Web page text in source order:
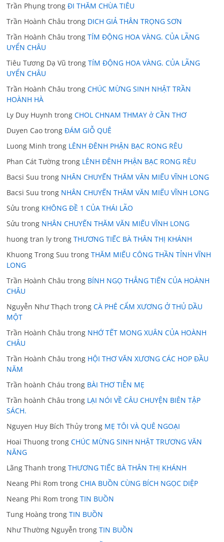
Trần Phụng trongĐI THĂM CHÙA TIÊU
Trần Hoành Châu trong DICH GIẢ THÂN TRỌNG SƠN
Trần Hoành Châu trongTÍM ĐỘNG HOA VÀNG. CỦA LÃNG
UYỂN CHÂU
Tiêu Tương Dạ Vũ trongTÍM ĐỘNG HOA VÀNG. CỦA LÃNG
UYỂN CHÂU
Trần Hoành Châu trongCHÚC MỪNG SINH NHẬT TRẦN
HOÀNH HÀ
Ly Duy Huynh trongCHOL CHNAM THMAY ở CẦN THƠ
Duyen Cao trongĐÁM GIỖ QUÊ
Luong Minh trong LÊNH ĐÊNH PHẬN BẠC RONG RÊU
Phan Cát Tường trong LÊNH ĐÊNH PHẬN BẠC RONG RÊU
Bacsi Suu trong NHÂN CHUYẾN THĂM VĂN MIẾU VĨNH LONG
Bacsi Suu trong NHÂN CHUYẾN THĂM VĂN MIẾU VĨNH LONG
Sửu trong KHÔNG ĐỀ 1 CỦA THÁI LÃO
Sửu trong NHÂN CHUYẾN THĂM VĂN MIẾU VĨNH LONG
huong tran ly trongTHƯƠNG TIẾC BÀ THÂN THỊ KHÁNH
Khuong Trong Suu trongTHĂM MIẾU CÔNG THẦN TỈNH VĨNH
LONG
Trần Hoành Châu trong BÍNH NGỌ THẲNG TIẾN CỦA HOÀNH
CHÂU
Nguyễn Như Thạch trongCÀ PHÊ CẨM XƯƠNG Ở THỦ DẦU
MỘT
Trần Hoành Châu trong NHỚ TẾT MONG XUÂN CỦA HOÀNH
CHÂU
Trần Hoành Châu trong HỘI THƠ VĂN XƯƠNG CÁC HOP ĐẦU
NĂM
Trần hoành Cháu trong BÀI THƠ TIỄN MẸ
Trần hoành Châu trong LẠI NÓI VỀ CÂU CHUYỆN BIÊN TẬP
SÁCH.
Nguyen Huy Bích Thủy trong MẸ TÔI VÀ QUÊ NGOẠI
Hoai Thuong trongCHÚC MỪNG SINH NHẬT TRƯƠNG VĂN
NĂNG
Lãng Thanh trongTHƯƠNG TIẾC BÀ THÂN THỊ KHÁNH
Neang Phi Rom trongCHIA BUỒN CÙNG BÍCH NGỌC DIỆP
Neang Phi Rom trongTIN BUỒN
Tung Hoàng trongTIN BUỒN
Như Thường Nguyễn trongTIN BUỒN